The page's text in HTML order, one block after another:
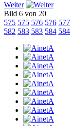
Weiter
Bild 6 von 20
575 575 576 576 577
582 583 583 584 584